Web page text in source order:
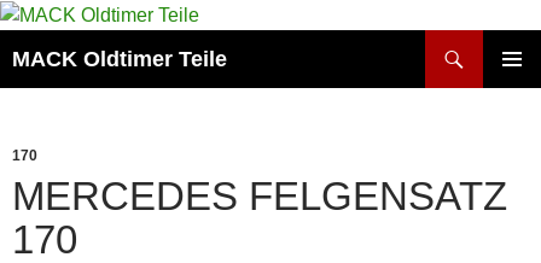
Zum
springen
MACK Oldtimer Teile
170
MERCEDES FELGENSATZ
170